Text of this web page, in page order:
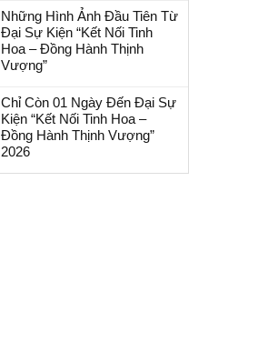
Những Hình Ảnh Đầu Tiên Từ
Đại Sự Kiện “Kết Nối Tinh
Hoa – Đồng Hành Thịnh
Vượng”
Chỉ Còn 01 Ngày Đến Đại Sự
Kiện “Kết Nối Tinh Hoa –
Đồng Hành Thịnh Vượng”
2026